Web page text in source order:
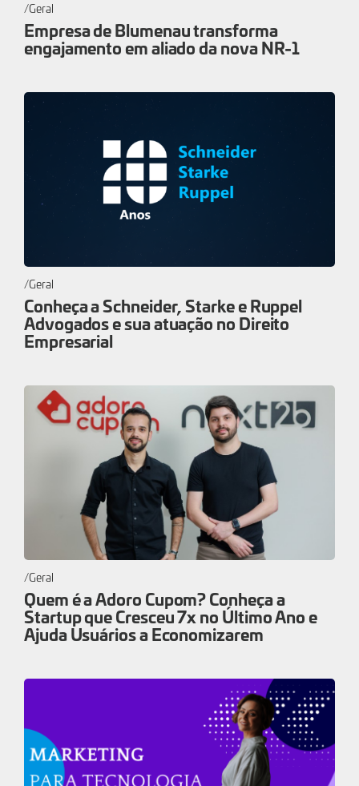
Geral
Empresa de Blumenau transforma
engajamento em aliado da nova NR-1
Geral
Conheça a Schneider, Starke e Ruppel
Advogados e sua atuação no Direito
Empresarial
Geral
Quem é a Adoro Cupom? Conheça a
Startup que Cresceu 7x no Último Ano e
Ajuda Usuários a Economizarem